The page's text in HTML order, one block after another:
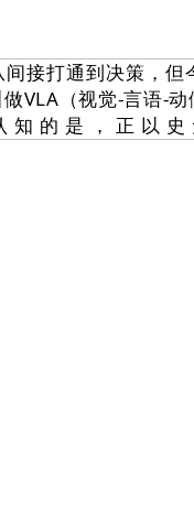
接打通到决策，但
VLA（视觉-言语-动
知的是，正以史